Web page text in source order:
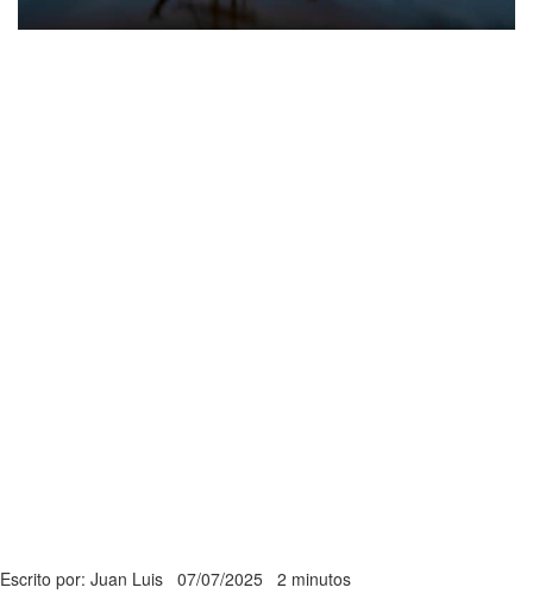
Escrito por: Juan Luis 07/07/2025 2 minutos